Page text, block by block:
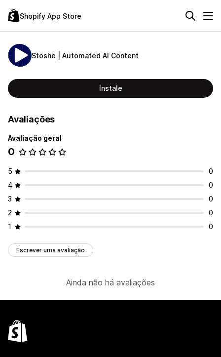
Shopify App Store
Stoshe | Automated AI Content
Instale
Avaliações
Avaliação geral
0
5
0
4
0
3
0
2
0
1
0
Escrever uma avaliação
Ainda não há avaliações